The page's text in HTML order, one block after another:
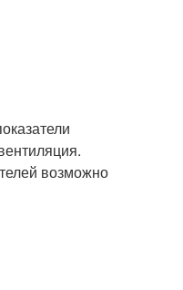
возможно